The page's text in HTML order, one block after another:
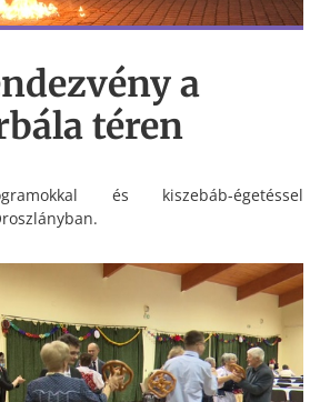
a
téren
és kiszebáb-égetéssel